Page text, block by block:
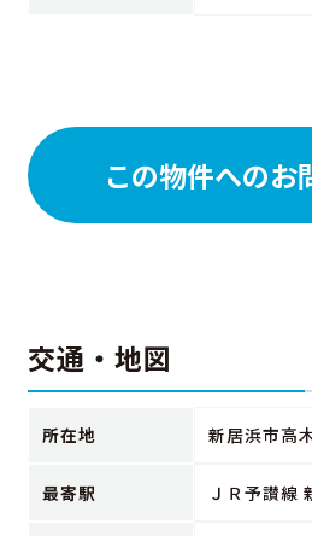
この物件へのお
交通・地図
所在地 新居浜市高
最寄駅 ＪＲ予讃線